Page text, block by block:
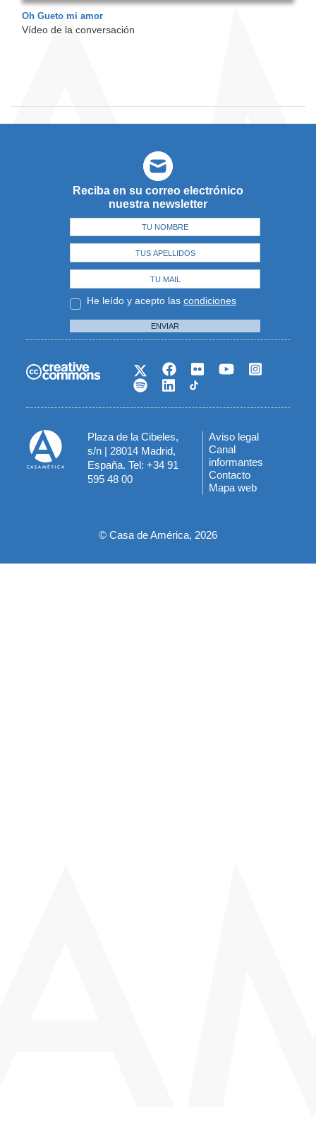
Oh Gueto mi amor
Vídeo de la conversación
Reciba en su correo electrónico
nuestra newsletter
He leído y acepto las condiciones
ENVIAR
Plaza de la Cibeles,
s/n | 28014 Madrid,
España. Tel: +34 91
595 48 00
Menú
del
pie
Aviso legal
Canal
informantes
Contacto
Mapa web
© Casa de América, 2026